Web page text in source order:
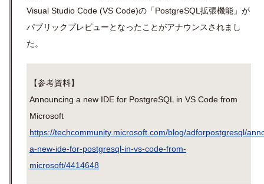
Visual Studio Code (VS Code)の「PostgreSQL拡張機能」が
パブリックプレビューとなったことがアナウンスされまし
た。
【参考資料】
Announcing a new IDE for PostgreSQL in VS Code from
Microsoft
https://techcommunity.microsoft.com/blog/adforpostgresql/
a-new-ide-for-postgresql-in-vs-code-from-
microsoft/4414648